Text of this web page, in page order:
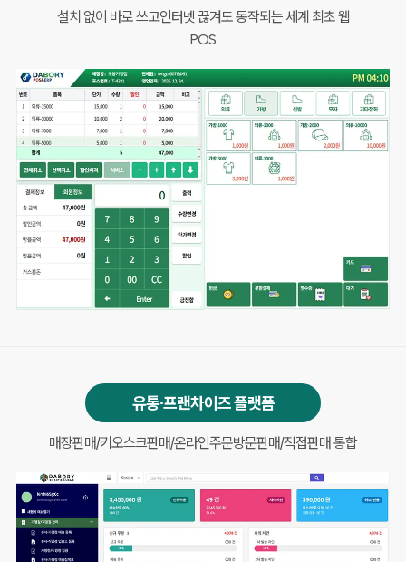
설치 없이 바로 쓰고인터넷 끊겨도 동작되는 세계 최초 웹
POS
유통∙프랜차이즈 플랫폼
매장판매/키오스크판매/온라인주문방문판매/직접판매 통합